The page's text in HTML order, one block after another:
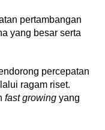
pertambangan
yang besar serta
percepatan
ragam riset.
fast growing yang